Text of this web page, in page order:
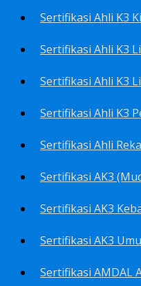
Sertifikasi Ahli K3
Sertifikasi Ahli K3
Sertifikasi Ahli
Sertifikasi AK3
Sertifikasi AK3
Sertifikasi AMDAL